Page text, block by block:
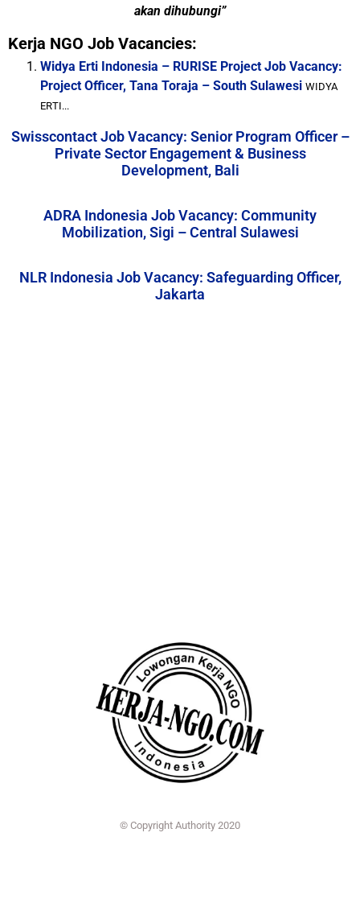
akan dihubungi”
Kerja NGO Job Vacancies:
Widya Erti Indonesia – RURISE Project Job Vacancy:
Project Officer, Tana Toraja – South Sulawesi WIDYA
ERTI...
Swisscontact Job Vacancy: Senior Program Officer –
Private Sector Engagement & Business
Development, Bali
ADRA Indonesia Job Vacancy: Community
Mobilization, Sigi – Central Sulawesi
NLR Indonesia Job Vacancy: Safeguarding Officer,
Jakarta
© Copyright Authority 2020